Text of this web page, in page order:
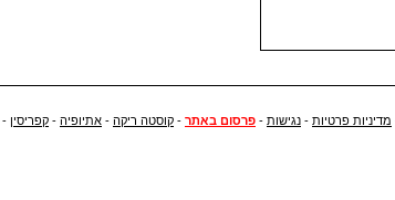
מדיניות פרטיות - נגישות - פרסום באתר - קוסטה ריקה - אתיופיה - קפריסין -